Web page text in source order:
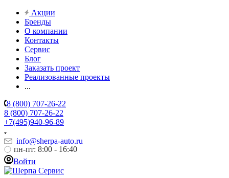
Акции
Бренды
О компании
Контакты
Сервис
Блог
Заказать проект
Реализованные проекты
...
8 (800) 707-26-22
8 (800) 707-26-22
+7(495)940-96-89
info@sherpa-auto.ru
пн-пт: 8:00 - 16:40
Войти